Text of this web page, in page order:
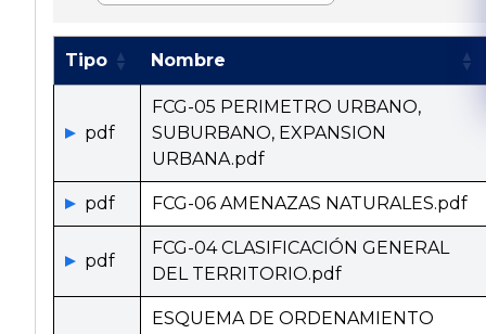
Tipo Nombre
pdf
FCG-05 PERIMETRO URBANO,
SUBURBANO, EXPANSION
URBANA.pdf
pdf FCG-06 AMENAZAS NATURALES.pdf
pdf
FCG-04 CLASIFICACIÓN GENERAL
DEL TERRITORIO.pdf
ESQUEMA DE ORDENAMIENTO